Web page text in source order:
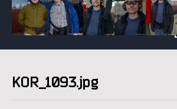
KOR_1093.jpg